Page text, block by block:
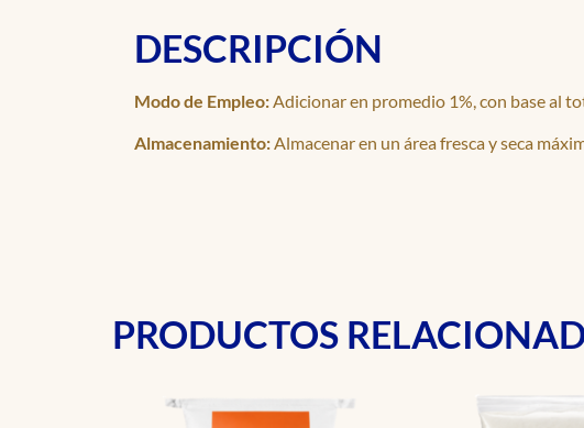
DESCRIPCIÓN
Modo de Empleo: Adicionar en promedio 1%, con base al
Almacenamiento:Almacenar en un área fresca y seca
PRODUCTOS